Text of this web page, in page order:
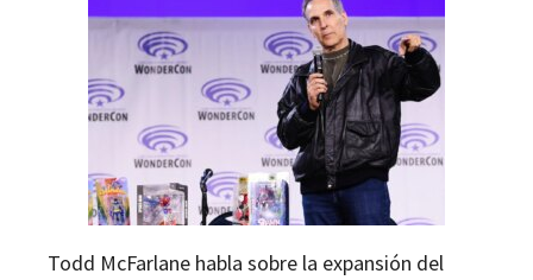
Todd McFarlane habla sobre la expansión del